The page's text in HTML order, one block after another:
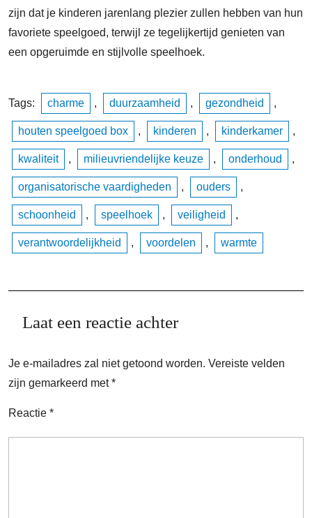
zijn dat je kinderen jarenlang plezier zullen hebben van hun
favoriete speelgoed, terwijl ze tegelijkertijd genieten van
een opgeruimde en stijlvolle speelhoek.
Tags: charme , duurzaamheid , gezondheid ,
houten speelgoed box , kinderen , kinderkamer ,
kwaliteit , milieuvriendelijke keuze , onderhoud ,
organisatorische vaardigheden , ouders ,
schoonheid , speelhoek , veiligheid ,
verantwoordelijkheid , voordelen , warmte
Laat een reactie achter
Je e-mailadres zal niet getoond worden. Vereiste velden
zijn gemarkeerd met*
Reactie *